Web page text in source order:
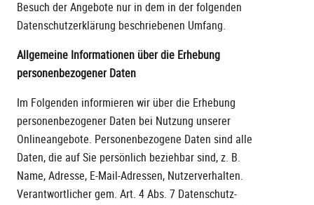
Besuch der Angebote nur in dem in der folgenden
Datenschutzerklärung beschriebenen Umfang.
Allgemeine Informationen über die Erhebung
personenbezogener Daten
Im Folgenden informieren wir über die Erhebung
personenbezogener Daten bei Nutzung unserer
Onlineangebote. Personenbezogene Daten sind alle
Daten, die auf Sie persönlich beziehbar sind, z. B.
Name, Adresse, E-Mail-Adressen, Nutzerverhalten.
Verantwortlicher gem. Art. 4 Abs. 7 Datenschutz-